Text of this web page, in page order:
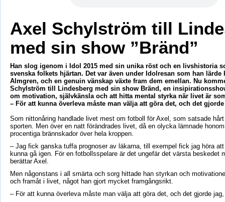
Axel Schylström till
med sin show ”Bränd”
Han slog igenom i Idol 2015 med sin unika röst och en livshistoria
svenska folkets hjärtan. Det var även under Idolresan som han lärde
Almgren, och en genuin vänskap växte fram dem emellan. Nu
Schylström till Lindesberg med sin show Bränd, en
om motivation, självkänsla och att hitta mental styrka när livet är
– För att kunna överleva måste man välja att göra det, och det
Som nittonåring handlade livet mest om fotboll för Axel, som satsade
sporten. Men över en natt förändrades livet, då en olycka lämnade
procentiga brännskador över hela kroppen.
– Jag fick ganska tuffa prognoser av läkarna, till exempel fick jag höra
kunna gå igen. För en fotbollsspelare är det ungefär det värsta beskedet
berättar Axel.
Men någonstans i all smärta och sorg hittade han styrkan och
och framåt i livet, något han gjort mycket framgångsrikt.
– För att kunna överleva måste man välja att göra det, och det gjorde